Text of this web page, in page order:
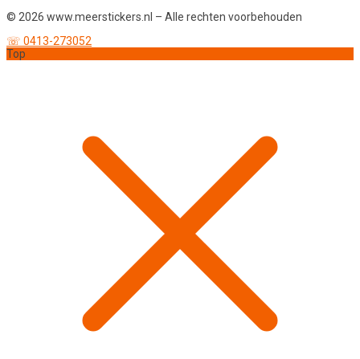
© 2026 www.meerstickers.nl – Alle rechten voorbehouden
☏ 0413-273052
Top